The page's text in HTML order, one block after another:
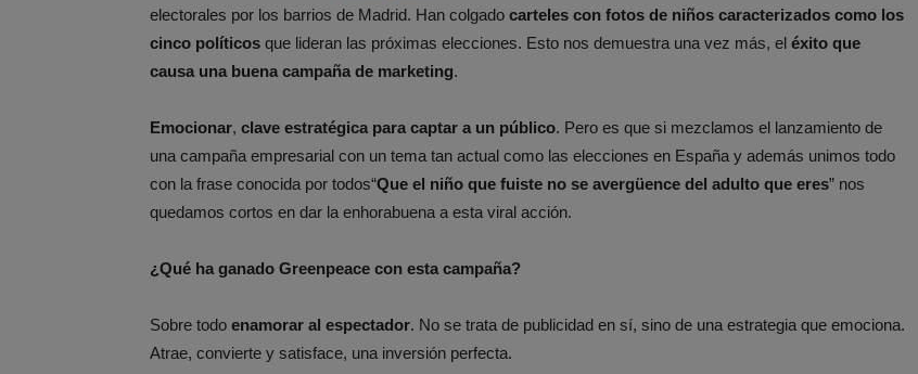
electorales por los barrios de Madrid. Han colgado carteles con fotos de niños caracterizados como los
cinco políticos que lideran las próximas elecciones. Esto nos demuestra una vez más, el éxito que
causa una buena campaña de marketing.
Emocionar, clave estratégica para captar a un público. Pero es que si mezclamos el lanzamiento de
una campaña empresarial con un tema tan actual como las elecciones en España y además unimos todo
con la frase conocida por todos“Que el niño que fuiste no se avergüence del adulto que eres” nos
quedamos cortos en dar la enhorabuena a esta viral acción.
¿Qué ha ganado Greenpeace con esta campaña?
Sobre todo enamorar al espectador. No se trata de publicidad en sí, sino de una estrategia que emociona.
Atrae, convierte y satisface, una inversión perfecta.